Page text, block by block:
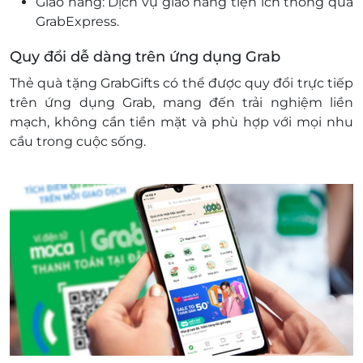
LifeLink sẽ không chịu trách nhiệm đối với chất
lượng sản phẩm hoặc dịch vụ được cung cấp
khách hàng và nhà cung cấp.
Hotline hỗ trợ: 1900 2065 -
GrabExpress.
Quy đổi dễ dàng trên ứng dụng Grab
Thẻ quà tặng GrabGifts có thể được quy đổi trực tiếp
trên ứng dụng Grab, mang đến trải nghiệm liền
mạch, không cần tiền mặt và phù hợp với mọi nhu
cầu trong cuộc sống.